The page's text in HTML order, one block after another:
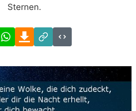
Sternen.
FacebookWhatsAppDownload
Link
Code